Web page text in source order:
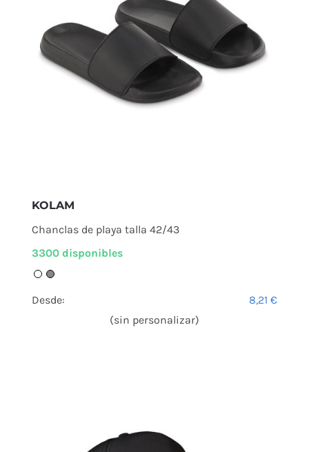
KOLAM
Chanclas de playa talla 42/43
3300 disponibles
Desde: 8,21€
(sin personalizar)